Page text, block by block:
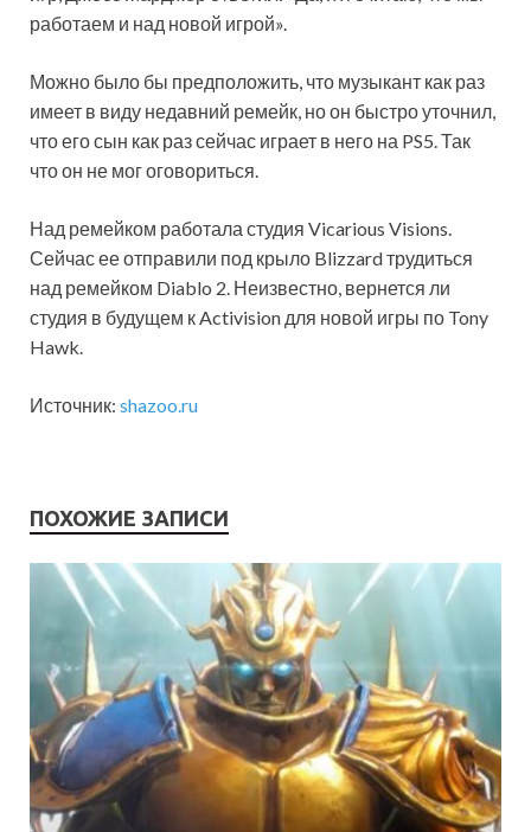
работаем и над новой игрой».
Можно было бы предположить, что музыкант как раз
имеет в виду недавний ремейк, но он быстро уточнил,
что его сын как раз сейчас играет в него на PS5. Так
что он не мог оговориться.
Над ремейком работала студия Vicarious Visions.
Сейчас ее отправили под крыло Blizzard трудиться
над ремейком Diablo 2. Неизвестно, вернется ли
студия в будущем к Activision для новой игры по Tony
Hawk.
Источник: shazoo.ru
ПОХОЖИЕ ЗАПИСИ